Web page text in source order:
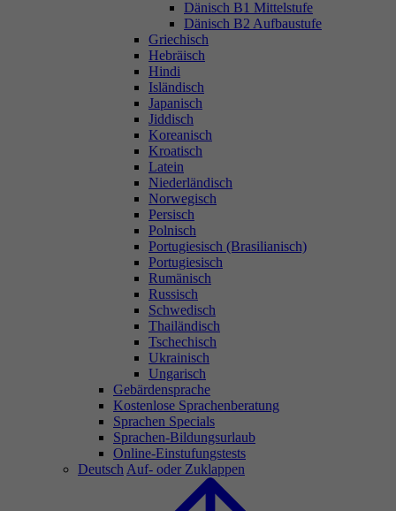
Dänisch B1 Mittelstufe
Dänisch B2 Aufbaustufe
Griechisch
Hebräisch
Hindi
Isländisch
Japanisch
Jiddisch
Koreanisch
Kroatisch
Latein
Niederländisch
Norwegisch
Persisch
Polnisch
Portugiesisch (Brasilianisch)
Portugiesisch
Rumänisch
Russisch
Schwedisch
Thailändisch
Tschechisch
Ukrainisch
Ungarisch
Gebärdensprache
Kostenlose Sprachenberatung
Sprachen Specials
Sprachen-Bildungsurlaub
Online-Einstufungstests
Deutsch Auf- oder Zuklappen